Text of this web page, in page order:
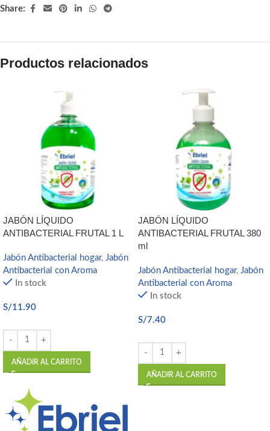
Share:
Productos relacionados
JABÓN LÍQUIDO
ANTIBACTERIAL FRUTAL 1 L
Jabón Antibacterial hogar, Jabón
Antibacterial con Aroma
In stock
S/11.90
AÑADIR AL CARRITO
JABÓN LÍQUIDO
ANTIBACTERIAL FRUTAL 380
ml
Jabón Antibacterial hogar, Jabón
Antibacterial con Aroma
In stock
S/7.40
AÑADIR AL CARRITO